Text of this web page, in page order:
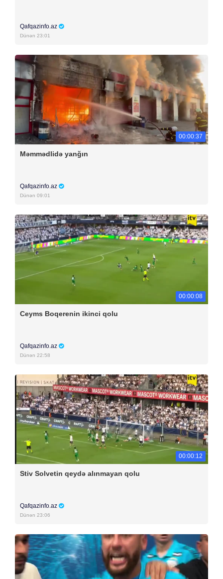
Qafqazinfo.az
Dünən 23:01
00:00:37
Məmmədlidə yanğın
Qafqazinfo.az
Dünən 09:01
00:00:08
Ceyms Boqerenin ikinci qolu
Qafqazinfo.az
Dünən 22:58
00:00:12
Stiv Solvetin qeydə alınmayan qolu
Qafqazinfo.az
Dünən 23:06